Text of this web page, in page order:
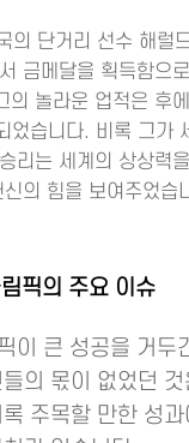
의 단거리 선수 해럴
금메달을 획득함으
의 놀라운 업적은 후
었습니다. 비록 그가
리는 세계의 상상력
의 힘을 보여주었습
픽의 주요 이슈
이 큰 성공을 거두
의 몫이 없었던 것
주목할 만한 성